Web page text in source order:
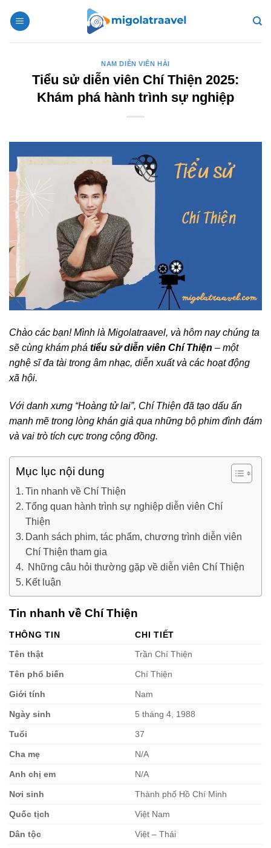
qua
NAM DIỄN VIÊN HÀI
Tiểu sử diễn viên Chí Thiện 2025:
Khám phá hành trình sự nghiệp
Chào các bạn! Mình là Migolatraavel, và hôm nay chúng ta
sẽ cùng khám phá tiểu sử diễn viên Chí Thiện – một
nghệ sĩ đa tài trong âm nhạc, diễn xuất và các hoạt động
xã hội.
Với danh xưng “Hoàng tử lai”, Chí Thiện đã tạo dấu ấn
mạnh mẽ trong lòng khán giả qua những bộ phim đình đám
và vai trò tích cực trong cộng đồng.
Mục lục nội dung
Tin nhanh về Chí Thiện
Tổng quan hành trình sự nghiệp diễn viên Chí
Thiện
Danh sách phim, tác phẩm, chương trình diễn viên
Chí Thiện tham gia
Những câu hỏi thường gặp về diễn viên Chí Thiện
Kết luận
Tin nhanh về Chí Thiện
THÔNG TIN
CHI TIẾT
Tên thật
Trần Chí Thiện
Tên phổ biến Chí Thiện
Giới tính Nam
Ngày sinh 5 tháng 4, 1988
Tuổi 37
Cha mẹ N/A
Anh chị em N/A
Nơi sinh Thành phố Hồ Chí Minh
Quốc tịch Việt Nam
Dân tộc Việt – Thái